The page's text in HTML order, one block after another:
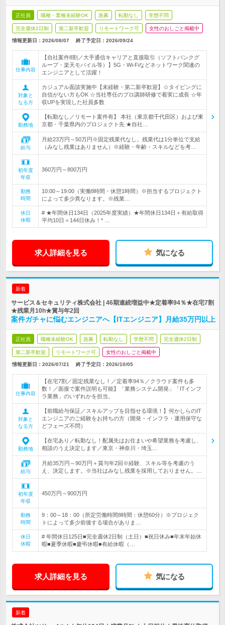
正社員 職種・業種未経験OK 急募 転勤なし 学歴不問
完全週休2日制 第二新卒歓迎 リモートワーク可 女性のおしごと掲載中
情報更新日：2026/08/07 終了予定日： 2026/09/24
仕事内容
【自社案件8割／大手通信キャリアと直接取引（ソフトバンクグ
ループ・楽天モバイル等）】5G・Wi-Fiなどネットワーク関連の
エンジニアとして活躍！
対象と
なる方
カジュアル面談実施中【未経験・第二新卒歓迎】☆タイピングに
自信がない方もOK ☆当社専任のプロ講師研修で着実に成長 ☆年
収UPを実現した社員多数
勤務地
【転勤なし／リモート案件有】 本社（東京都千代田区）および東
京都・千葉県内のプロジェクト先 ★自社…
給与
月給23万円～50万円※固定残業代なし。残業代は1分単位で支給
（みなし残業はありません）※経験・年齢・スキルなどを考…
初年度
年収
360万円～800万円
勤務
時間
10:00～19:00（実働8時間・休憩1時間）※担当するプロジェクト
によって多少異なります。※残業…
休日
休暇
# ★年間休日134日（2025年度実績）★年間休日134日＋有給取得
平均10日＝144日休み！* …
求人詳細を見る 気になる
新着
サービス＆セキュリティ株式会社 | 46期連続増益中★定着率94％★在宅7割
★残業月10h★賞与年2回
案件ガチャに悩むエンジニアへ【ITエンジニア】月給35万円以上
正社員 職種未経験OK 急募 転勤なし 学歴不問 完全週休2日制
第二新卒歓迎 リモートワーク可 女性のおしごと掲載中
情報更新日：2026/07/21 終了予定日： 2026/10/05
仕事内容
【在宅7割／固定残業なし！／定着率94％／クラウド案件も多
数！／面接で案件説明も可能】「業務システム開発」「ITインフ
ラ業務」のいずれかを担当。
対象と
なる方
【前職給与保証／スキルアップを目指せる環境！】何かしらのIT
エンジニアのご経験をお持ちの方（開発・インフラ・運用保守な
どフェーズ不問）
勤務地
【在宅あり／転勤なし！配属先はお住まいや希望業務を考慮し、
相談のうえ決定します／東京・神奈川・埼玉…
給与
月給35万円～90万円＋賞与年2回※経験、スキル等を考慮のう
え、決定します。※当社はみなし残業を採用しておりません。…
初年度
年収
450万円～900万円
勤務
時間
9：00～18：00（所定労働時間8時間：休憩60分）※プロジェク
トによって多少前後する場合がありま…
休日
休暇
# 年間休日125日■完全週休2日制（土日）■祝日休み■年末年始休
暇■夏季休暇■慶弔休暇■有給休暇（…
求人詳細を見る 気になる
新着